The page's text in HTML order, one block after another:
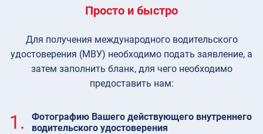
Просто и быстро
Для получения международного водительского
удостоверения (МВУ) необходимо подать заявление, а
затем заполнить бланк, для чего необходимо
предоставить нам:
1.
Фотографию Вашего действующего внутреннего
водительского удостоверения